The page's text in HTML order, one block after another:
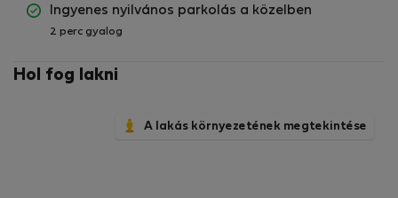
Ingyenes nyilvános parkolás a közelben
2 perc gyalog
Hol fog lakni
A lakás környezetének megtekintése